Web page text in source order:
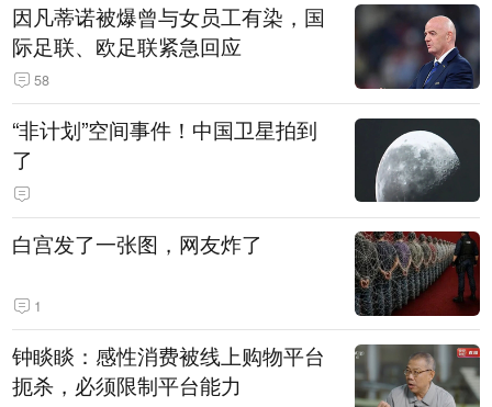
因凡蒂诺被爆曾与女员工有染，国
际足联、欧足联紧急回应
58
“非计划”空间事件！中国卫星拍到
了
白宫发了一张图，网友炸了
1
钟睒睒：感性消费被线上购物平台
扼杀，必须限制平台能力